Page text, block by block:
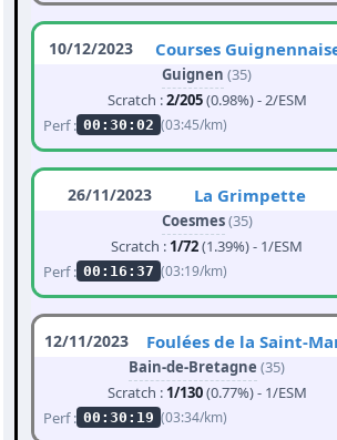
10/12/2023 Courses
Guignen (35)
Scratch :2/205(0.98%) - 2/ESM
Perf : 00:30:02 (03:45/km)
26/11/2023 La Grimpette
Coesmes(35)
Scratch : 1/72(1.39%) - 1/ESM
Perf : 00:16:37 (03:19/km)
12/11/2023 Foulées de la Saint-
Bain-de-Bretagne (35)
Scratch : 1/130(0.77%) - 1/ESM
Perf : 00:30:19 (03:34/km)